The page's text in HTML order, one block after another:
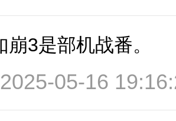
崩3是部机战番。
05-16